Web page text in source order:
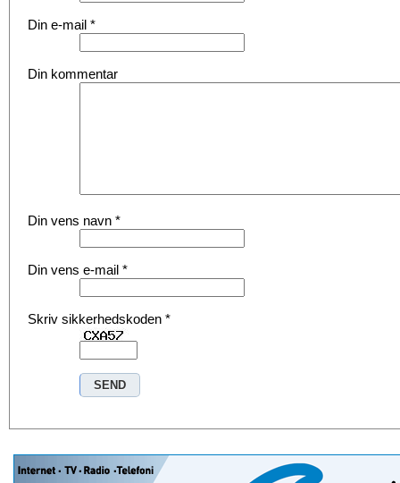
Din e-mail *
Din kommentar
Din vens navn *
Din vens e-mail *
Skriv sikkerhedskoden *